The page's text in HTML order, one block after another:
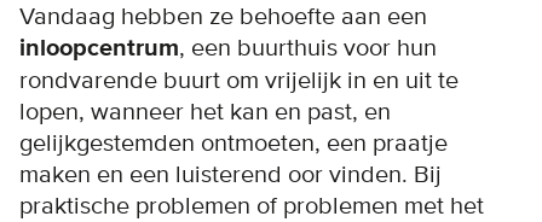
Vandaag hebben ze behoefte aan een
inloopcentrum, een buurthuis voor hun
rondvarende buurt om vrijelijk in en uit te
lopen, wanneer het kan en past, en
gelijkgestemden ontmoeten, een praatje
maken en een luisterend oor vinden. Bij
praktische problemen of problemen met het